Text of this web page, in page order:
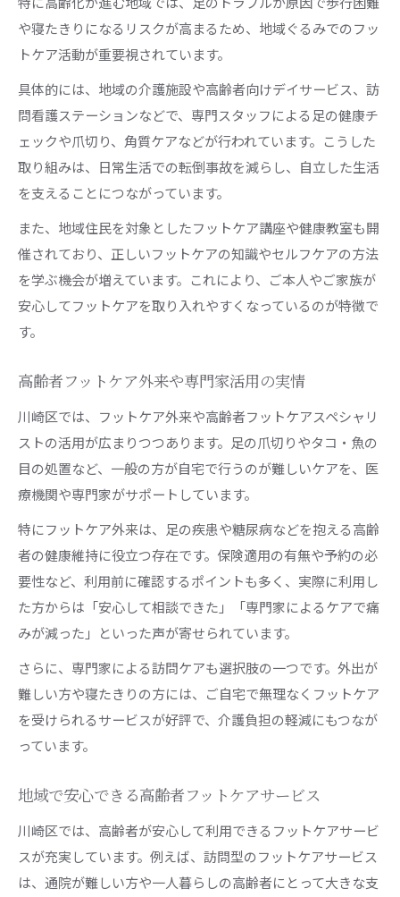
や寝たきりになるリスクが高まるため、地域ぐるみでのフッ
トケア活動が重要視されています。
具体的には、地域の介護施設や高齢者向けデイサービス、訪
問看護ステーションなどで、専門スタッフによる足の健康チ
ェックや爪切り、角質ケアなどが行われています。こうした
取り組みは、日常生活での転倒事故を減らし、自立した生活
を支えることにつながっています。
また、地域住民を対象としたフットケア講座や健康教室も開
催されており、正しいフットケアの知識やセルフケアの方法
を学ぶ機会が増えています。これにより、ご本人やご家族が
安心してフットケアを取り入れやすくなっているのが特徴で
す。
高齢者フットケア外来や専門家活用の実情
川崎区では、フットケア外来や高齢者フットケアスペシャリ
ストの活用が広まりつつあります。足の爪切りやタコ・魚の
目の処置など、一般の方が自宅で行うのが難しいケアを、医
療機関や専門家がサポートしています。
特にフットケア外来は、足の疾患や糖尿病などを抱える高齢
者の健康維持に役立つ存在です。保険適用の有無や予約の必
要性など、利用前に確認するポイントも多く、実際に利用し
た方からは「安心して相談できた」「専門家によるケアで痛
みが減った」といった声が寄せられています。
さらに、専門家による訪問ケアも選択肢の一つです。外出が
難しい方や寝たきりの方には、ご自宅で無理なくフットケア
を受けられるサービスが好評で、介護負担の軽減にもつなが
っています。
地域で安心できる高齢者フットケアサービス
川崎区では、高齢者が安心して利用できるフットケアサービ
スが充実しています。例えば、訪問型のフットケアサービス
は、通院が難しい方や一人暮らしの高齢者にとって大きな支